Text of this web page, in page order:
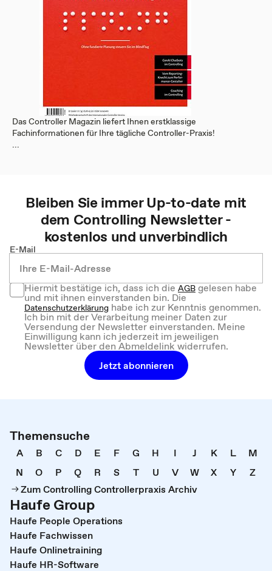
Das Controller Magazin liefert Ihnen erstklassige
Fachinformationen für Ihre tägliche Controller-Praxis!
...
Bleiben Sie immer Up-to-date mit
dem Controlling Newsletter -
kostenlos und unverbindlich
E-Mail
Hiermit bestätige ich, dass ich dieAGBgelesen habe
und mit ihnen einverstanden bin. Die
Datenschutzerklärung habe ich zur Kenntnis genommen.
Ich bin mit der Verarbeitung meiner Daten zur
Versendung der Newsletter einverstanden. Meine
Einwilligung kann ich jederzeit im jeweiligen
Newsletter über den Abmeldelink widerrufen.
Jetzt abonnieren
Themensuche
A B C D E F G H I J K L
M
N
O P Q R S T U V W X Y
Z
Zum Controlling Controllerpraxis Archiv
Haufe Group
Haufe People Operations
Haufe Fachwissen
Haufe Onlinetraining
Haufe HR-Software